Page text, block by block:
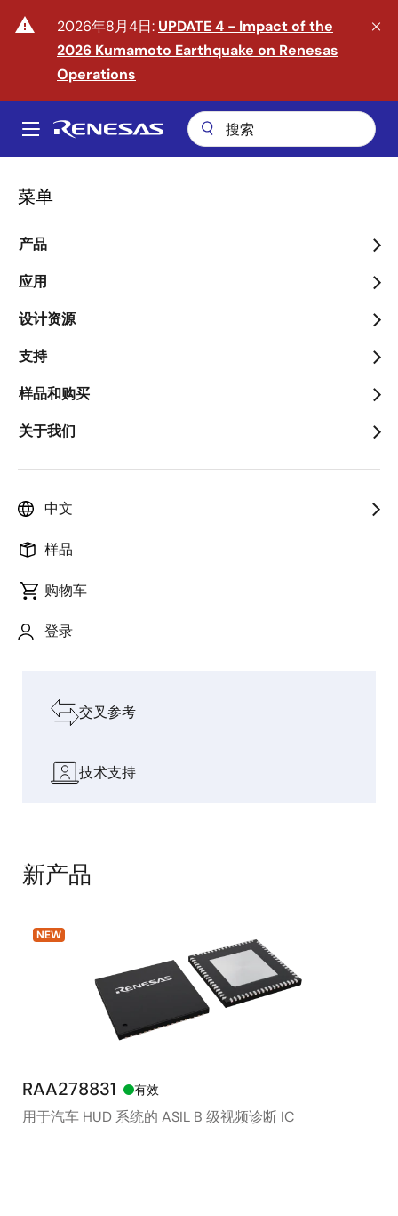
warning 2026年8月4日: UPDATE 4 - Impact of the
2026 Kumamoto Earthquake on Renesas
Operations
Main
菜单
产品
应用
设计资源
支持
样品和购买
关于我们
中文
样品
购物车
登录
迈入物理 AI 时代
了解更多
以创新赋能人
增长
时代
电磁炉灶
的桥梁
pause
软件和工具
交叉参考
技术支持
新产品
NEW
RAA278831 有效
用于汽车 HUD 系统的 ASIL B 级视频诊断 IC